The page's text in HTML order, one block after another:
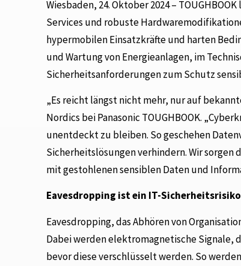
Wiesbaden, 24. Oktober 2024 –
Services und robuste
hypermobilen Einsatzkräfte und harten
und Wartung von Energieanlagen, im
Sicherheitsanforderungen zum Schutz
„Es reicht längst nicht mehr, nur auf
Nordics bei Panasonic TOUGHBOOK.
unentdeckt zu bleiben. So geschehen
Sicherheitslösungen verhindern. Wir sorgen
mit gestohlenen sensiblen Daten und
Eavesdropping ist ein IT-Sicherheitsrisiko
Eavesdropping, das Abhören von
Dabei werden elektromagnetische Signale,
bevor diese verschlüsselt werden. So